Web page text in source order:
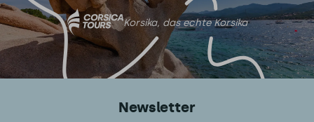
Korsika, das echte Korsika
Newsletter